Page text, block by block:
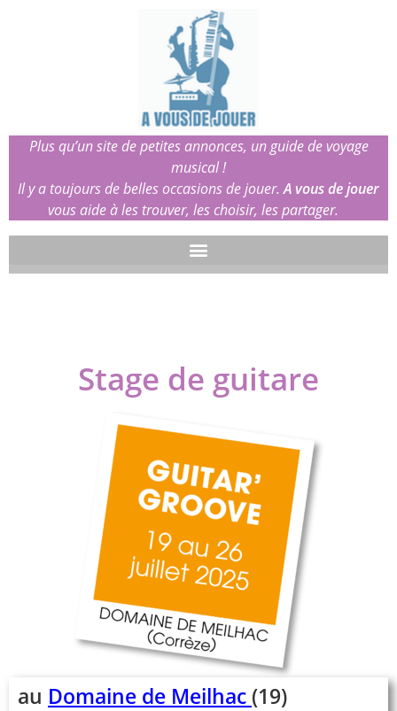
Plus qu’un site de petites annonces, un guide de voyage
musical !
Il y a toujours de belles occasions de jouer.A vous de jouer
vous aide à les trouver, les choisir, les partager.
Stage de guitare
au Domaine de Meilhac (19)